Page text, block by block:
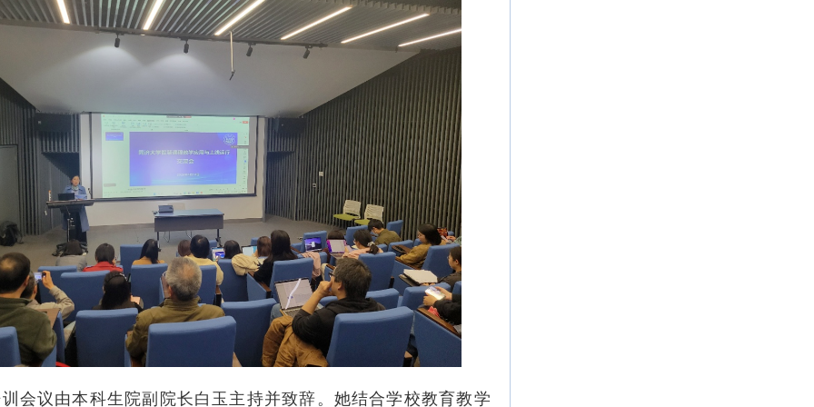
议由本科生院副院长白玉主持并致辞。她结合学校教育教学